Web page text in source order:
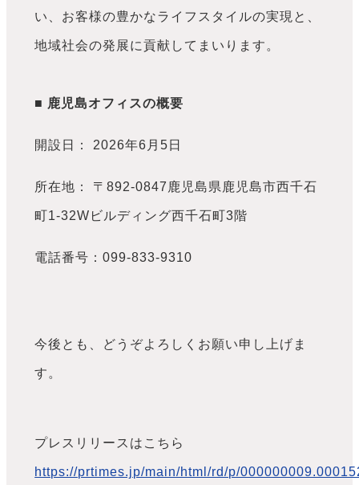
い、お客様の豊かなライフスタイルの実現と、
地域社会の発展に貢献してまいります。
■ 鹿児島オフィスの概要
開設日： 2026年6月5日
所在地： 〒892-0847鹿児島県鹿児島市西千石
町1-32Wビルディング西千石町3階
電話番号：099-833-9310
今後とも、どうぞよろしくお願い申し上げま
す。
プレスリリースはこちら
https://prtimes.jp/main/html/rd/p/